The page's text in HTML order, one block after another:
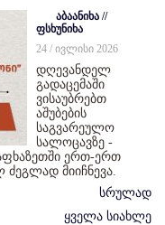
აბაანიხა //
ფსხუნიხა
24 / ივლისი 2026
დღევანდელ
გადაცემაში
ვისაუბრებთ
აშუბების
საგვარეულო
სალოცავზე -
ერთ-ერთ
მიიჩნევა.
სრულად
ყველა სიახლე